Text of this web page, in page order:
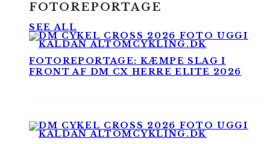
FOTOREPORTAGE
SEE ALL
FOTOREPORTAGE: KÆMPE SLAG I
FRONT AF DM CX HERRE ELITE 2026